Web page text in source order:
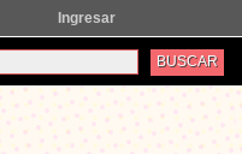
Ingresar